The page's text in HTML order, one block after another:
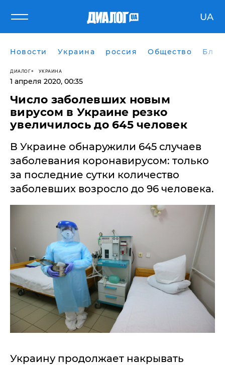
UA
Новости Украина россия Общество
ДИАЛОГ УКРАИНА
1 апреля 2020, 00:35
Число заболевших новым
вирусом в Украине резко
увеличилось до 645 человек
В Украине обнаружили 645 случаев
заболевания коронавирусом: только
за последние сутки количество
заболевших возросло до 96 человека.
Украину продолжает накрывать